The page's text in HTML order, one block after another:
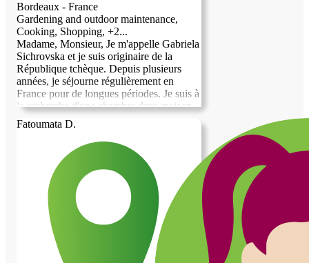
Bordeaux - France
Gardening and outdoor maintenance,
Cooking, Shopping, +2...
Madame, Monsieur, Je m'appelle Gabriela
Sichrovska et je suis originaire de la
République tchèque. Depuis plusieurs
années, je séjourne régulièrement en
France pour de longues périodes. Je suis à
la recherche d'une chambre dans maison
avec jardin en échange de services, autour
de Bordeaux. D'un naturel positif et
enthousiaste, je suis soucieuse du bien-être
d'autrui et privilégie une communication
bienveillante. Je possède une expérience
auprès des personnes âgées ; je suis
attentive à leur bien-être et j'aime autant
échanger avec elles qu'être à leur écoute.
Je suis titulaire de certificats de premiers
soins, en drainage lymphatique et en
diverses techniques de massage, des
compétences que j'ai développées
Fatoumata D.